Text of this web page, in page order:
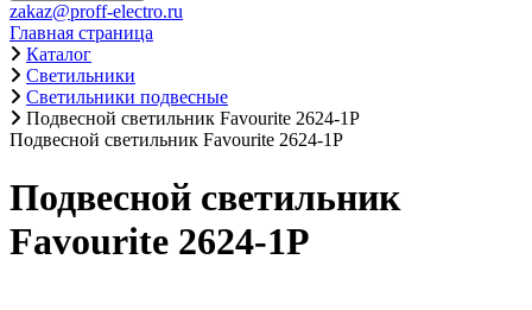
zakaz@proff-electro.ru
Главная страница
Каталог
Светильники
Светильники подвесные
Подвесной светильник Favourite 2624-1P
Подвесной светильник Favourite 2624-1P
Подвесной светильник
Favourite 2624-1P